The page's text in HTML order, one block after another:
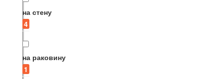
на стену
4
на раковину
1